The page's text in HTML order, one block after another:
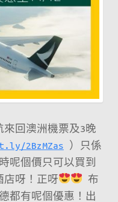
回澳洲機票及3晚
2BzMZas ）只係
呢個價只可以買到
店呀！正呀
布
都有呢個優惠！出